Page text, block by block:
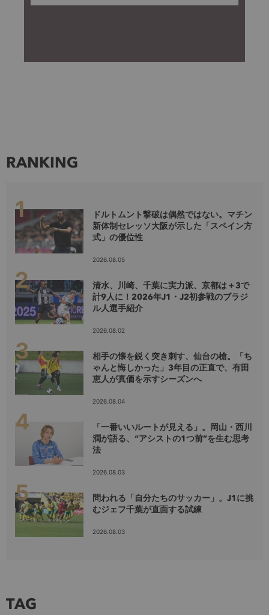
RANKING
ドルトムント撃破は偶然ではない。マチン
新体制セレッソ大阪が示した「スペイン方
式」の優位性
2026.08.05
清水、川崎、千葉に実力派、京都は＋3で
計9人に！2026年J1・J2初参戦のブラジ
ル人選手紹介
2026.08.02
相手の懐を鋭く突き刺す、仙台の槍。「ち
ゃんと悔しかった」3年目の正直で、有田
恵人が真価を示すシーズンへ
2026.08.04
「一番いいルートが見える」。岡山・西川
潤が語る、“アシストの1つ前”を生む思考
法
2026.08.03
問われる「自分たちのサッカー」。J1に挑
むジェフ千葉が直面する試練
2026.08.03
TAG